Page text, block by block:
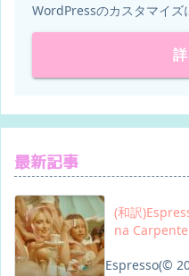
WordPressのカスタマイズ
最新記事
(和訳
na
Espresso(©